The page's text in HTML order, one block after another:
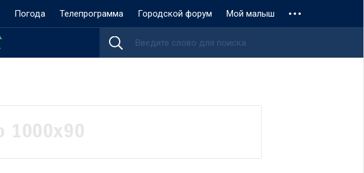
Погода Телепрограмма Городской форум Мой малыш